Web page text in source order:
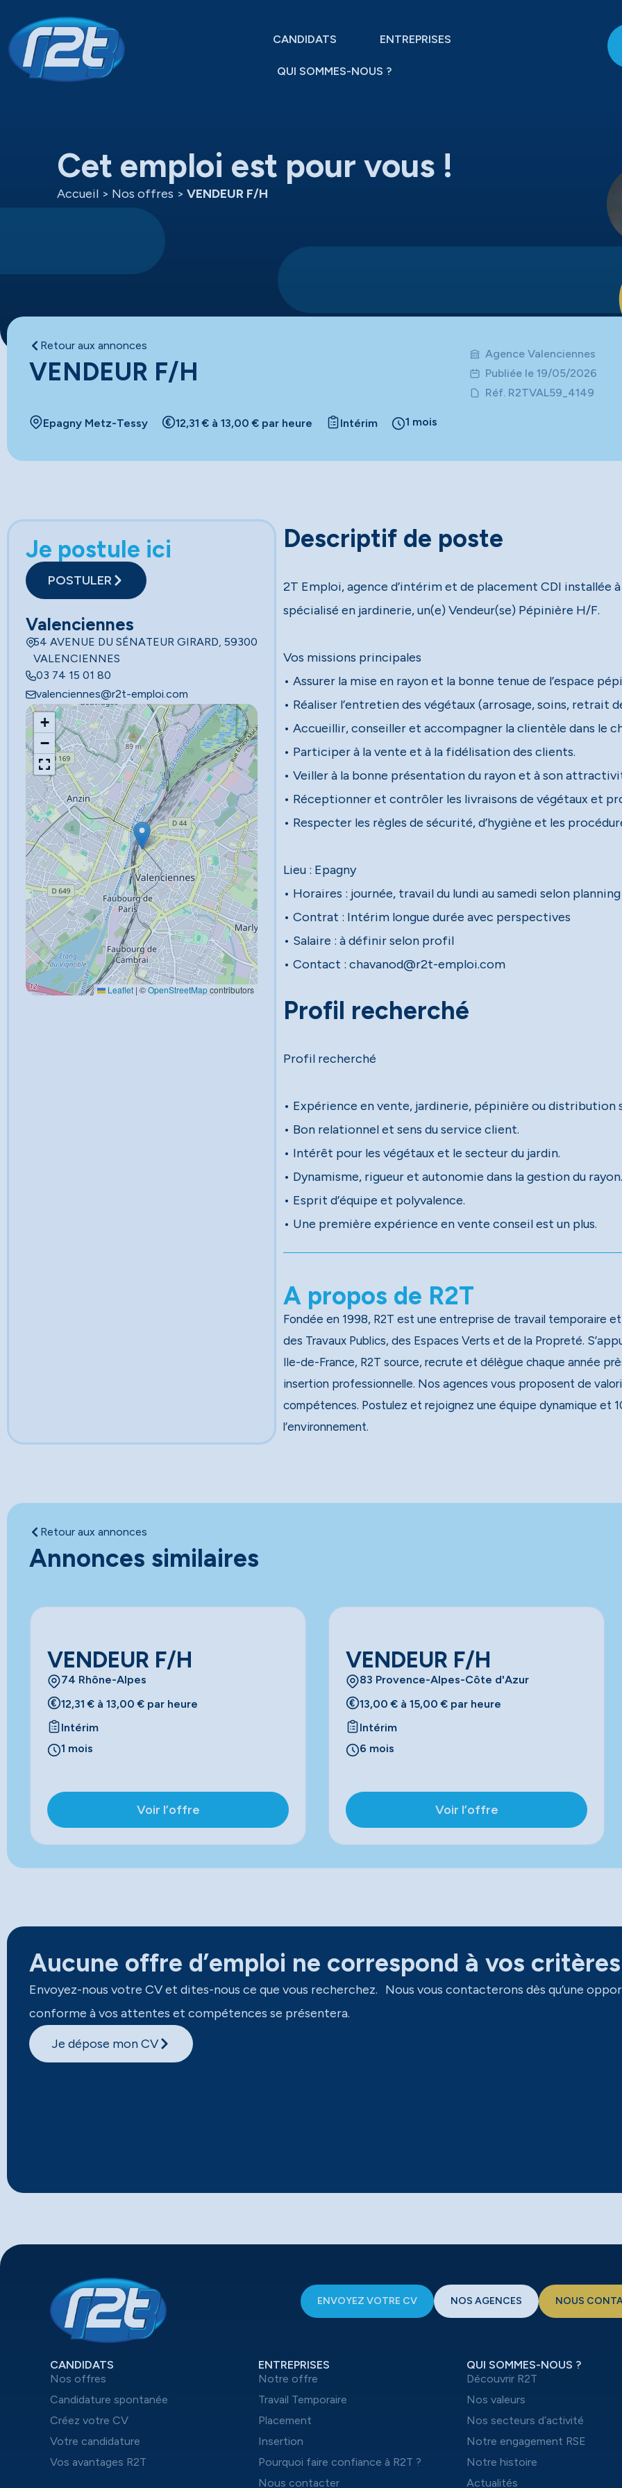
CANDIDATS ENTREPRISES
QUI SOMMES-NOUS ?
Cet emploi est pour vous !
Accueil > Nos offres > VENDEUR F/H
Retour aux annonces
VENDEUR F/H
Agence Valenciennes
Publiée le 19/05/2026
Réf. R2TVAL59_4149
Epagny Metz-Tessy 12,31 € à 13,00 € par heure Intérim 1 mois
Je postule ici
POSTULER
Valenciennes
54 AVENUE DU SÉNATEUR GIRARD, 59300
VALENCIENNES
03 74 15 01 80
valenciennes@r2t-emploi.com
+
−
Leaflet | ©OpenStreetMapcontributors
Descriptif de poste
2T Emploi, agence d’intérim et de placement CDI installée
spécialisé en jardinerie, un(e) Vendeur(se) Pépinière H/F.
Vos missions principales
• Assurer la mise en rayon et la bonne tenue de l’espace
• Réaliser l’entretien des végétaux (arrosage, soins, retrait
• Accueillir, conseiller et accompagner la clientèle dans le
• Participer à la vente et à la fidélisation des clients.
• Veiller à la bonne présentation du rayon et à son
• Réceptionner et contrôler les livraisons de végétaux et
• Respecter les règles de sécurité, d’hygiène et les
Lieu : Epagny
• Horaires : journée, travail du lundi au samedi selon planning
• Contrat : Intérim longue durée avec perspectives
• Salaire : à définir selon profil
• Contact : chavanod@r2t-emploi.com
Profil recherché
Profil recherché
• Expérience en vente, jardinerie, pépinière ou distribution
• Bon relationnel et sens du service client.
• Intérêt pour les végétaux et le secteur du jardin.
• Dynamisme, rigueur et autonomie dans la gestion du rayon.
• Esprit d’équipe et polyvalence.
• Une première expérience en vente conseil est un plus.
A propos de R2T
Fondée en 1998, R2T est une entreprise de travail temporaire
des Travaux Publics, des Espaces Verts et de la Propreté. S’appuyant sur un réseau national de 40 agences, dont 13 en
Ile-de-France, R2T source, recrute et délègue chaque année
insertion professionnelle. Nos agences vous proposent de
compétences. Postulez et rejoignez une équipe dynamique et
l’environnement.
Retour aux annonces
Annonces similaires
VENDEUR F/H
74 Rhône-Alpes
12,31 € à 13,00 € par heure
Intérim
1 mois
Voir l’offre
VENDEUR F/H
83 Provence-Alpes-Côte d'Azur
13,00 € à 15,00 € par heure
Intérim
6 mois
Voir l’offre
Aucune offre d’emploi ne correspond à vos
Envoyez-nous votre CV et dites-nous ce que vous recherchez. Nous vous contacterons dès qu’une
conforme à vos attentes et compétences se présentera.
Je dépose mon CV
ENVOYEZ VOTRE CV NOS AGENCES NOUS
CANDIDATS
Nos offres
Candidature spontanée
Créez votre CV
Votre candidature
Vos avantages R2T
ENTREPRISES
Notre offre
Travail Temporaire
Placement
Insertion
Pourquoi faire confiance à R2T ?
Nous contacter
QUI SOMMES-NOUS ?
Découvrir R2T
Nos valeurs
Nos secteurs d’activité
Notre engagement RSE
Notre histoire
Actualités